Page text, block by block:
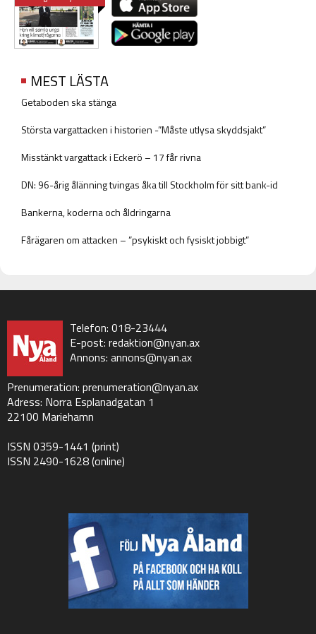
MEST LÄSTA
Getaboden ska stänga
Största vargattacken i historien -”Måste utlysa skyddsjakt”
Misstänkt vargattack i Eckerö – 17 får rivna
DN: 96-årig ålänning tvingas åka till Stockholm för sitt bank-id
Bankerna, koderna och åldringarna
Fårägaren om attacken – ”psykiskt och fysiskt jobbigt”
Telefon: 018-23444
E-post: redaktion@nyan.ax
Annons: annons@nyan.ax
Prenumeration: prenumeration@nyan.ax
Adress: Norra Esplanadgatan 1
22100 Mariehamn
ISSN 0359-1441 (print)
ISSN 2490-1628 (online)